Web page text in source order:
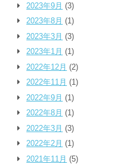
2023年9月 (3)
2023年8月 (1)
2023年3月 (3)
2023年1月 (1)
2022年12月 (2)
2022年11月 (1)
2022年9月 (1)
2022年8月 (1)
2022年3月 (3)
2022年2月 (1)
2021年11月 (5)